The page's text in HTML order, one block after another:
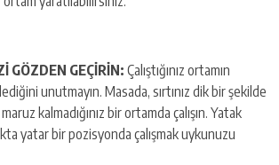
GÖZDEN GEÇİRİN: Çalıştığınız ortamın
unutmayın. Masada, sırtınız dik bir şekilde
kalmadığınız bir ortamda çalışın. Yatak
yatar bir pozisyonda çalışmak uykunuzu